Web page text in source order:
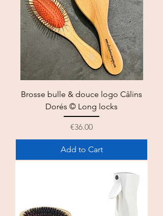
Brosse bulle & douce logo Câlins
Dorés © Long locks
Price
€36.00
Add to Cart